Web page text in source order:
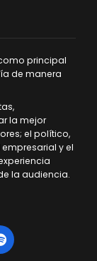
principal
de manera
la mejor
el político,
y el
la audiencia.